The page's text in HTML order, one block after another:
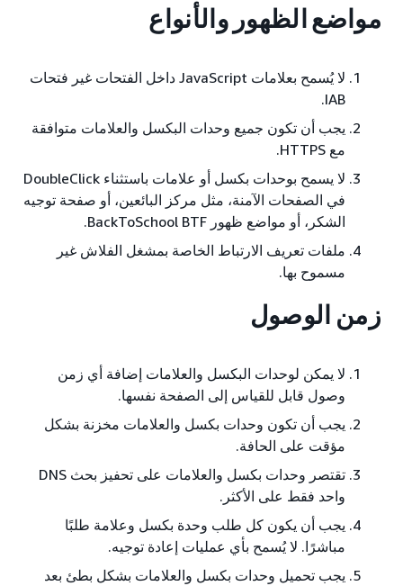
مواضع الظهور والأنواع
لا يُسمح بعلامات JavaScript داخل الفتحات غير فتحات
IAB.
يجب أن تكون جميع وحدات البكسل والعلامات متوافقة
مع HTTPS.
لا يسمح بوحدات بكسل أو علامات باستثناء DoubleClick
في الصفحات الآمنة، مثل مركز البائعين، أو صفحة توجيه
الشكر، أو مواضع ظهور BackToSchool BTF.
ملفات تعريف الارتباط الخاصة بمشغل الفلاش غير
مسموح بها.
زمن الوصول
لا يمكن لوحدات البكسل والعلامات إضافة أي زمن
وصول قابل للقياس إلى الصفحة نفسها.
يجب أن تكون وحدات بكسل والعلامات مخزنة بشكل
مؤقت على الحافة.
تقتصر وحدات بكسل والعلامات على تحفيز بحث DNS
واحد فقط على الأكثر.
يجب أن يكون كل طلب وحدة بكسل وعلامة طلبًا
مباشرًا. لا يُسمح بأي عمليات إعادة توجيه.
يجب تحميل وحدات بكسل والعلامات بشكل بطئ بعد